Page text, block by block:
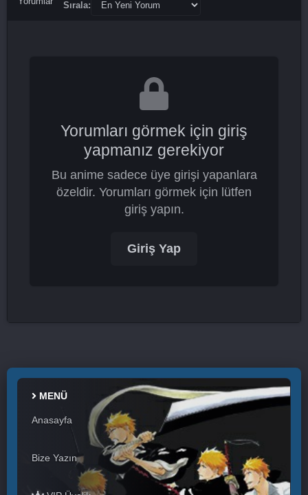
Our Blues 20. Bölüm Final
Sırala:
Yorumları görmek için giriş
yapmanız gerekiyor
Bu anime sadece üye girişi yapanlara
özeldir. Yorumları görmek için lütfen
giriş yapın.
Giriş Yap
MENÜ
Anasayfa
Bize Yazın